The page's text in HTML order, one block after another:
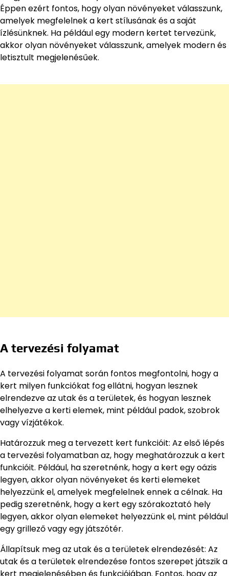
Éppen ezért fontos, hogy olyan növényeket válasszunk,
amelyek megfelelnek a kert stílusának és a saját
ízlésünknek. Ha például egy modern kertet tervezünk,
akkor olyan növényeket válasszunk, amelyek modern és
letisztult megjelenésűek.
A tervezési folyamat
A tervezési folyamat során fontos megfontolni, hogy a
kert milyen funkciókat fog ellátni, hogyan lesznek
elrendezve az utak és a területek, és hogyan lesznek
elhelyezve a kerti elemek, mint például padok, szobrok
vagy vízjátékok.
Határozzuk meg a tervezett kert funkcióit: Az első lépés
a tervezési folyamatban az, hogy meghatározzuk a kert
funkcióit. Például, ha szeretnénk, hogy a kert egy oázis
legyen, akkor olyan növényeket és kerti elemeket
helyezzünk el, amelyek megfelelnek ennek a célnak. Ha
pedig szeretnénk, hogy a kert egy szórakoztató hely
legyen, akkor olyan elemeket helyezzünk el, mint például
egy grillező vagy egy játszótér.
Állapítsuk meg az utak és a területek elrendezését: Az
utak és a területek elrendezése fontos szerepet játszik a